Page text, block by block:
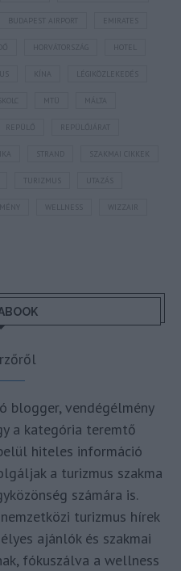
BUDAPEST AIRPORT EMIRATES
HORVÁTORSZÁG HOTEL
LÉGIKÖZLEKEDÉS
MTÜ MÁLTA
REPÜLŐJÁRAT
STRAND SZAKMAI CIKKEK
TURIZMUS UTAZÁS
WIZZAIR
blogger, vendégélmény
a kategória teremtő
hiteles információ
a turizmus szakma
számára is.
turizmus hírek
ajánlók és szakmai
fókuszálva a wellness